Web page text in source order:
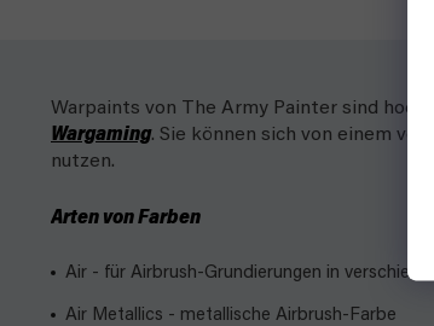
Warpaints von The Army Painter sind
Wargaming. Sie können sich von einem
nutzen.
Arten von Farben
Air - für Airbrush-Grundierungen in
Air Metallics - metallische Airbrush-Farbe